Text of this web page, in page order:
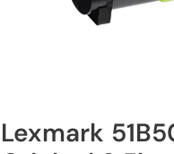
Lexmark